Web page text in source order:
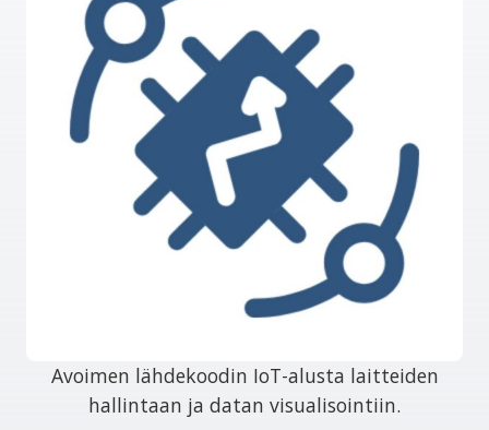
Avoimen lähdekoodin IoT-alusta laitteiden
hallintaan ja datan visualisointiin.